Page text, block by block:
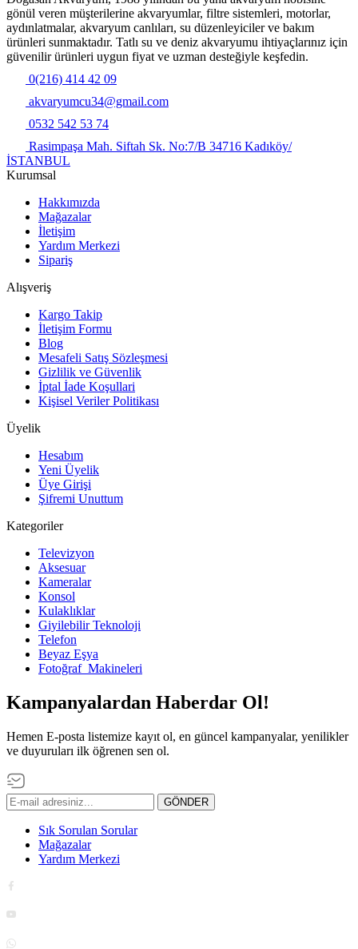
gönül veren müşterilerine akvaryumlar, filtre sistemleri, motorlar,
aydınlatmalar, akvaryum canlıları, su düzenleyiciler ve bakım
ürünleri sunmaktadır. Tatlı su ve deniz akvaryumu ihtiyaçlarınız için
güvenilir ürünleri uygun fiyat ve uzman desteğiyle keşfedin.
0(216) 414 42 09
akvaryumcu34@gmail.com
0532 542 53 74
Rasimpaşa Mah. Siftah Sk. No:7/B 34716 Kadıköy/
İSTANBUL
Kurumsal
Hakkımızda
Mağazalar
İletişim
Yardım Merkezi
Sipariş
Alışveriş
Kargo Takip
İletişim Formu
Blog
Mesafeli Satış Sözleşmesi
Gizlilik ve Güvenlik
İptal İade Koşullari
Kişisel Veriler Politikası
Üyelik
Hesabım
Yeni Üyelik
Üye Girişi
Şifremi Unuttum
Kategoriler
Televizyon
Aksesuar
Kameralar
Konsol
Kulaklıklar
Giyilebilir Teknoloji
Telefon
Beyaz Eşya
Fotoğraf Makineleri
Kampanyalardan Haberdar Ol!
Hemen E-posta listemize kayıt ol, en güncel kampanyalar, yenilikler
ve duyuruları ilk öğrenen sen ol.
GÖNDER
Sık Sorulan Sorular
Mağazalar
Yardım Merkezi